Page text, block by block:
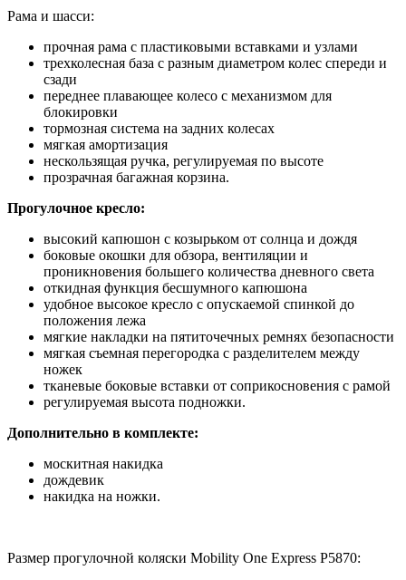
Рама и шасси:
прочная рама с пластиковыми вставками и узлами
трехколесная база с разным диаметром колес спереди и
сзади
переднее плавающее колесо с механизмом для
блокировки
тормозная система на задних колесах
мягкая амортизация
нескользящая ручка, регулируемая по высоте
прозрачная багажная корзина.
Прогулочное кресло:
высокий капюшон с козырьком от солнца и дождя
боковые окошки для обзора, вентиляции и
проникновения большего количества дневного света
откидная функция бесшумного капюшона
удобное высокое кресло с опускаемой спинкой до
положения лежа
мягкие накладки на пятиточечных ремнях безопасности
мягкая съемная перегородка с разделителем между
ножек
тканевые боковые вставки от соприкосновения с рамой
регулируемая высота подножки.
Дополнительно в комплекте:
москитная накидка
дождевик
накидка на ножки.
Размер прогулочной коляски Mobility One Express P5870: